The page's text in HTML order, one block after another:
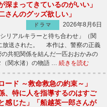
深まってきているのがいい」
さんのグッズ欲しい」
ドラマ
2026年8月6日
リアルキラーと待ち合わせ」（関
放送された。 本作は、警察の正義
共犯関係を結んだ一匹おおかみの
関水渚）の物語 … 続きを読む
ード ～救命救急の約束～」
、特に人を指導するのはすご
感じた」「船越英一郎さんが